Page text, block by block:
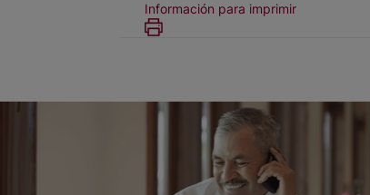
Información para imprimir